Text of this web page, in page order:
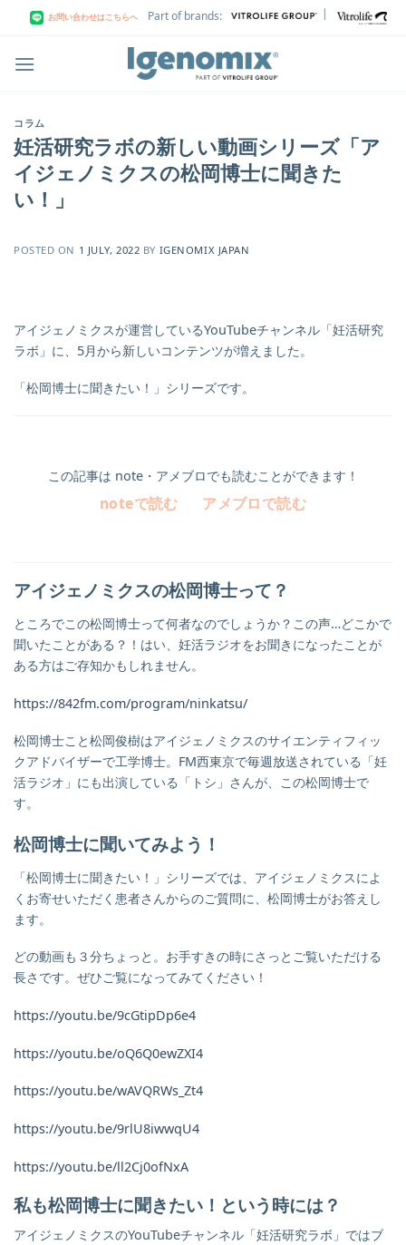
お問い合わせはこちらへ Part of brands: |
コラム
妊活研究ラボの新しい動画シリーズ「ア
イジェノミクスの松岡博士に聞きた
い！」
POSTED ON 1 JULY, 2022 BY IGENOMIX JAPAN
アイジェノミクスが運営しているYouTubeチャンネル「妊活研究
ラボ」に、5月から新しいコンテンツが増えました。
「松岡博士に聞きたい！」シリーズです。
この記事は note・アメブロでも読むことができます！
noteで読む アメブロで読む
アイジェノミクスの松岡博士って？
ところでこの松岡博士って何者なのでしょうか？この声…どこかで
聞いたことがある？！はい、妊活ラジオをお聞きになったことが
ある方はご存知かもしれません。
https://842fm.com/program/ninkatsu/
松岡博士こと松岡俊樹はアイジェノミクスのサイエンティフィッ
クアドバイザーで工学博士。FM西東京で毎週放送されている「妊
活ラジオ」にも出演している「トシ」さんが、この松岡博士で
す。
松岡博士に聞いてみよう！
「松岡博士に聞きたい！」シリーズでは、アイジェノミクスによ
くお寄せいただく患者さんからのご質問に、松岡博士がお答えし
ます。
どの動画も３分ちょっと。お手すきの時にさっとご覧いただける
長さです。ぜひご覧になってみてください！
https://youtu.be/9cGtipDp6e4
https://youtu.be/oQ6Q0ewZXI4
https://youtu.be/wAVQRWs_Zt4
https://youtu.be/9rlU8iwwqU4
https://youtu.be/ll2Cj0ofNxA
私も松岡博士に聞きたい！という時には？
アイジェノミクスのYouTubeチャンネル「妊活研究ラボ」ではブ